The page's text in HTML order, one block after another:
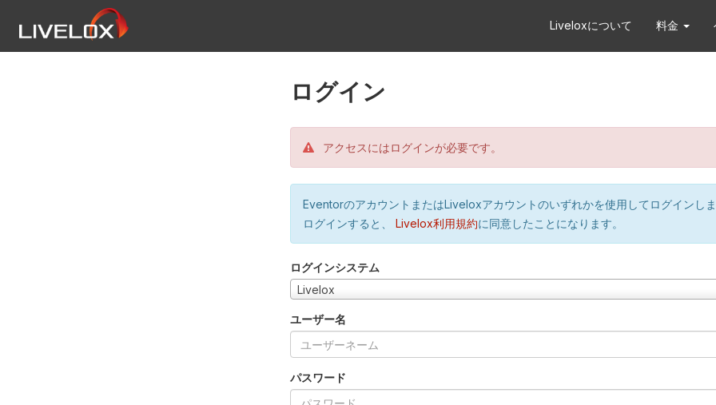
Liveloxについて 料金
ログイン
アクセスにはログインが必要です。
EventorのアカウントまたはLiveloxアカウントのいずれかを使用してログインし
ログインすると、
Livelox利用規約に同意したことになります。
ログインシステム
Livelox
ユーザー名
パスワード